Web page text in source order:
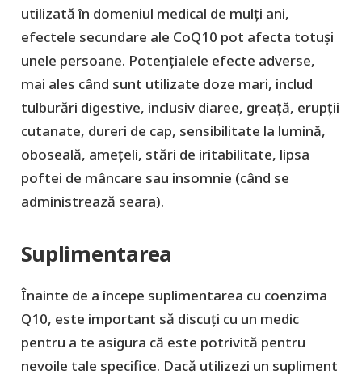
utilizată în domeniul medical de mulți ani,
efectele secundare ale CoQ10 pot afecta totuși
unele persoane. Potențialele efecte adverse,
mai ales când sunt utilizate doze mari, includ
tulburări digestive, inclusiv diaree, greață, erupții
cutanate, dureri de cap, sensibilitate la lumină,
oboseală, amețeli, stări de iritabilitate, lipsa
poftei de mâncare sau insomnie (când se
administrează seara).
Suplimentarea
Înainte de a începe suplimentarea cu coenzima
Q10, este important să discuți cu un medic
pentru a te asigura că este potrivită pentru
nevoile tale specifice. Dacă utilizezi un supliment